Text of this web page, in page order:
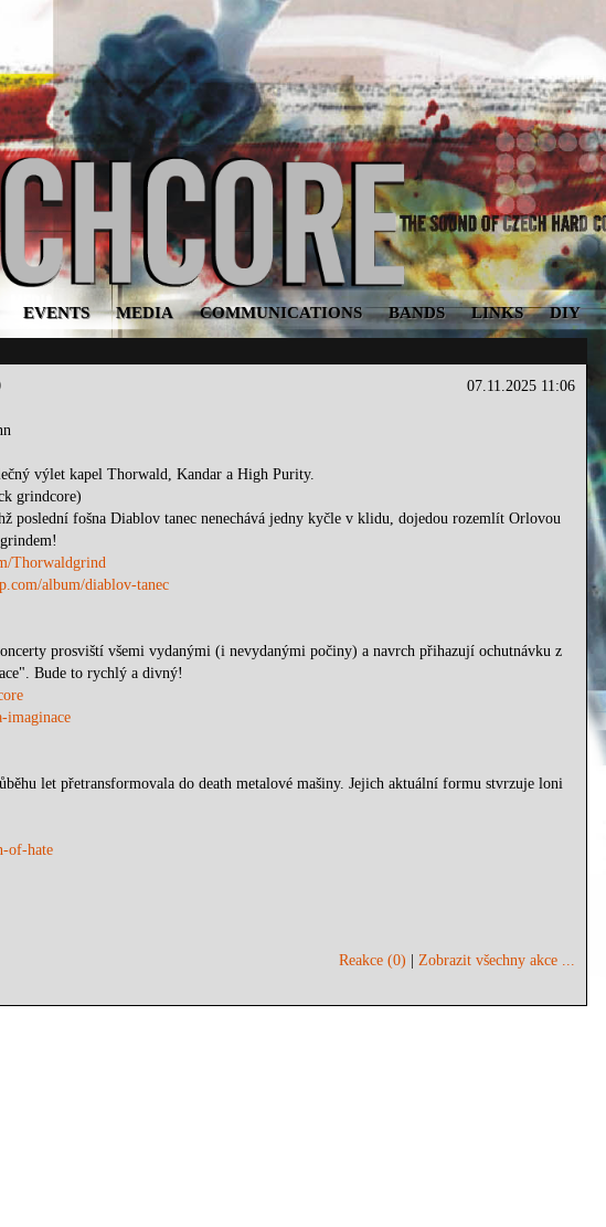
EVENTS MEDIA COMMUNICATIONS BANDS LINKS DIY
07.11.2025 11:06
výlet kapel Thorwald, Kandar a High Purity.
grindcore)
poslední fošna Diablov tanec nenechává jedny kyčle v klidu, dojedou rozemlít Orlovou
Thorwaldgrind
album/diablov-tanec
prosviští všemi vydanými (i nevydanými počiny) a navrch přihazují ochutnávku z
Bude to rychlý a divný!
imaginace
let přetransformovala do death metalové mašiny. Jejich aktuální formu stvrzuje loni
of-hate
Reakce (0) Zobrazit všechny akce ...